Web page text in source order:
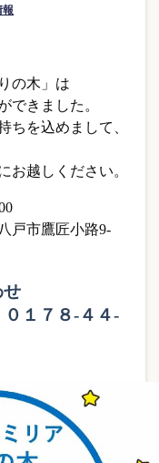
報
の木」は
できました。
ちを込めまして、
お越しください。
戸市鷹匠小路9-
せ
１７８-４４-